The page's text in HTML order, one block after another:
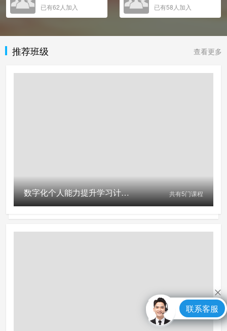
已有62人加入 已有58人加入
推荐班级 查看更多
数字化个人能力提升学习计划(免费参与活动请扫左侧二维码) 共有5门课程
联系客服